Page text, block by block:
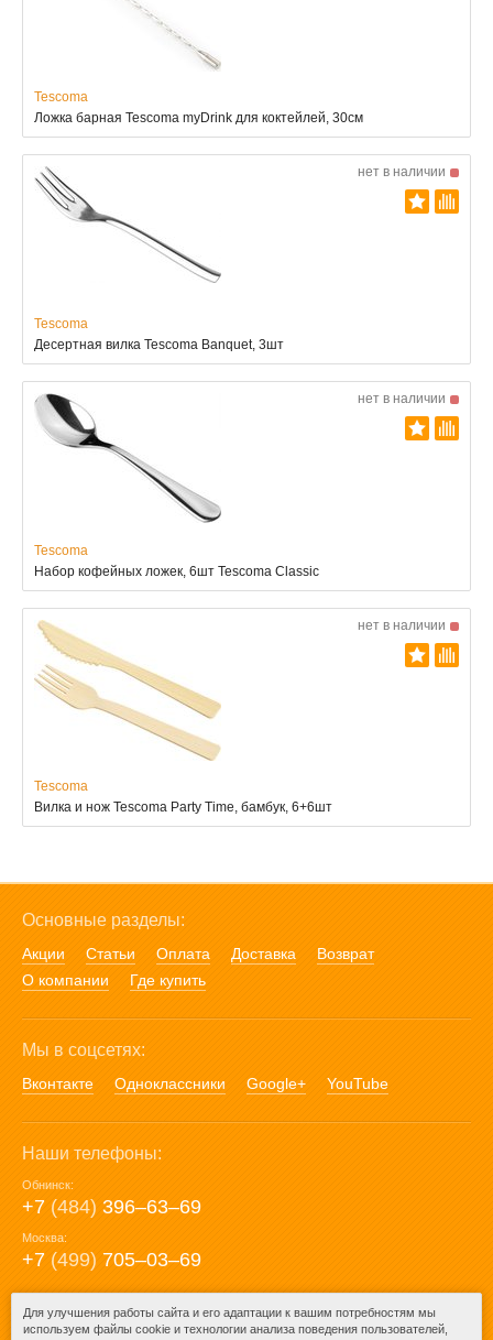
Tescoma
Ложка барная Tescoma myDrink для коктейлей, 30см
нет в наличии
Tescoma
Десертная вилка Tescoma Banquet, 3шт
нет в наличии
Tescoma
Набор кофейных ложек, 6шт Tescoma Classic
нет в наличии
Tescoma
Вилка и нож Tescoma Party Time, бамбук, 6+6шт
Основные разделы:
Акции Статьи Оплата Доставка
Возврат
О компании
Где купить
Мы в соцсетях:
Вконтакте Одноклассники Google+ YouTube
Наши телефоны:
Обнинск:
+7 (484) 396‒63‒69
Москва:
+7 (499) 705‒03‒69
E-mail:
mail@posuda40.ru
Для улучшения работы сайта и его адаптации к вашим потребностям мы
используем файлы cookie и технологии анализа поведения пользователей,